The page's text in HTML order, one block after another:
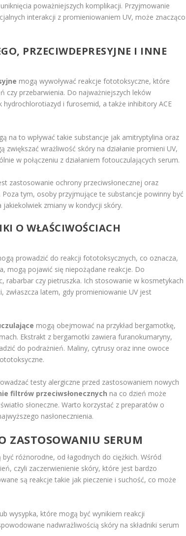
poważniejszych komplikacji. Przyjmowanie
interakcji z promieniowaniem UV, może znacząco
PRZECIWDEPRESYJNE I INNE
mogą wywoływać reakcje fototoksyczne, które
czy przebarwienia. Do najważniejszych leków
i furosemid, a także inhibitory ACE
na to wpływać takie substancje jak amitryptylina oraz
wrażliwość skóry na działanie promieni UV,
w połączeniu z działaniem fotouczulających serum.
zastosowanie ochrony przeciwsłonecznej oraz
tym, osoby przyjmujące te substancje powinny być
zmiany w kondycji skóry.
O WŁAŚCIWOŚCIACH
prowadzić do reakcji fototoksycznych, co oznacza,
mogą pojawić się niepożądane reakcje. Do
rabarbar czy pietruszka. Ich stosowanie w kosmetykach
latem, gdy promieniowanie UV jest
mogą obejmować na przykład bergamotkę,
Ekstrakt z bergamotki zawiera furanokumaryny,
do podrażnień. Maliny, cytrusy oraz inne owoce
testy alergiczne przed zastosowaniem nowych
filtrów przeciwsłonecznych na co dzień może
słoneczne. Warto korzystać z preparatów o
nasłonecznienia.
ZASTOSOWANIU SERUM
różnorodne, od łagodnych do ciężkich. Wśród
czyli zaczerwienienie skóry, które jest bardzo
są reakcje takie jak pieczenie i suchość, co może
wysypka, które mogą być wynikiem reakcji
nadwrażliwością skóry na składniki serum